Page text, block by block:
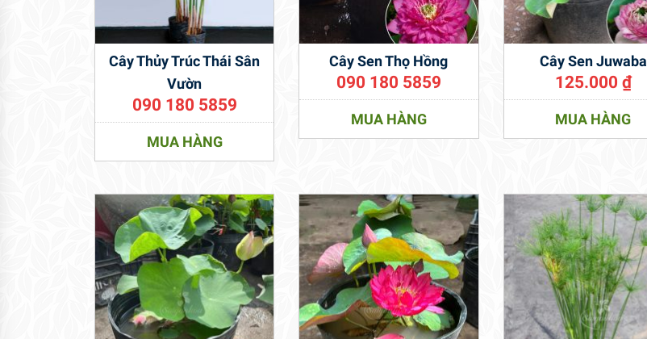
Cây Thủy Trúc Thái Sân
Vườn
090 180 5859
MUA HÀNG
Cây Sen Thọ Hồng
090 180 5859
MUA HÀNG
Cây Sen Juwaba
125.000 ₫
MUA HÀNG